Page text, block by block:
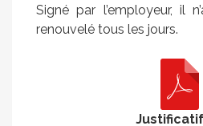
Signé par l’employeur, il
renouvelé tous les jours.